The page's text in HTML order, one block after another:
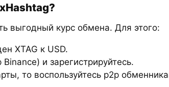
выгодный курс обмена. Для этого:
XTAG к USD.
и зарегистрируйтесь.
то воспользуйтесь p2p